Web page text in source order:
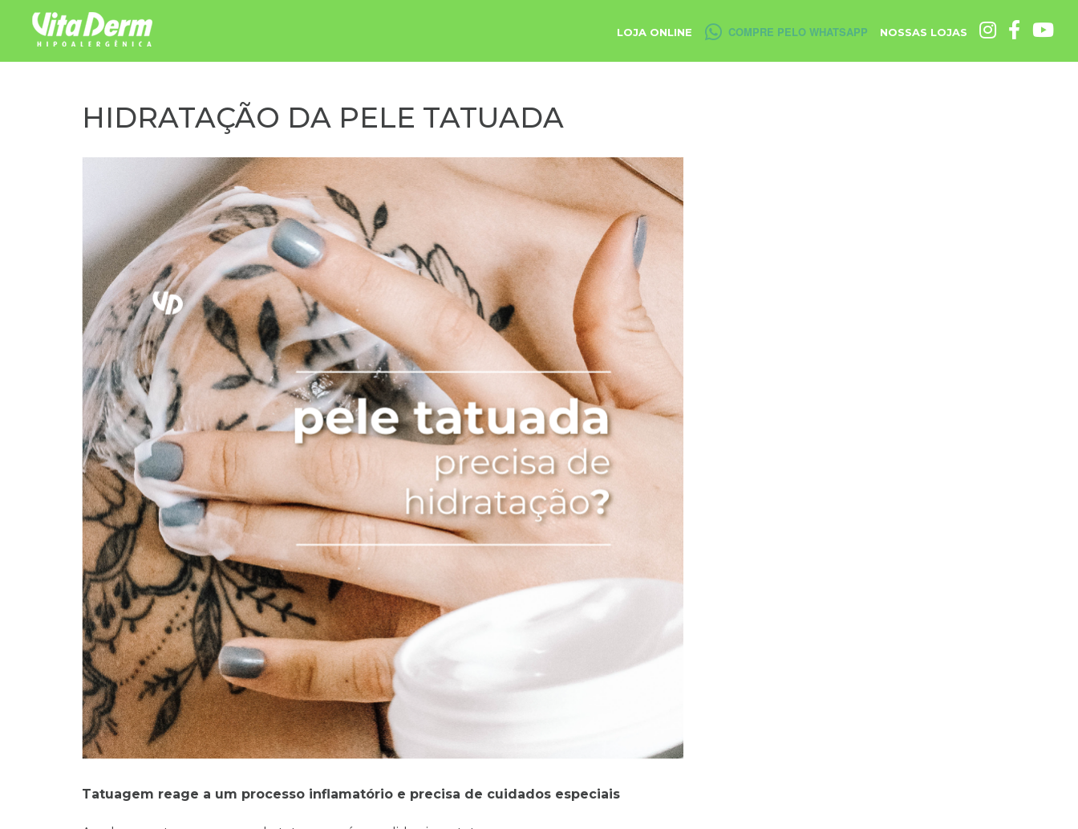
LOJA ONLINE COMPRE PELO WHATSAPP NOSSAS LOJAS
HIDRATAÇÃO DA PELE TATUADA
Tatuagem reage a um processo inflamatório e precisa de cuidados especiais